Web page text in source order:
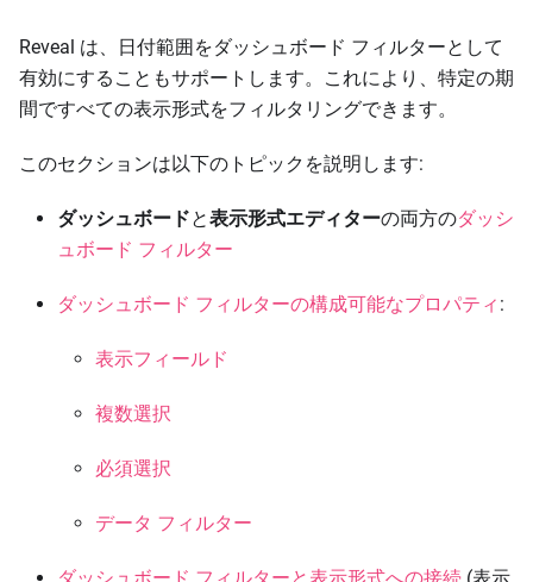
Reveal は、日付範囲をダッシュボード フィルターとして
有効にすることもサポートします。これにより、特定の期
間ですべての表示形式をフィルタリングできます。
このセクションは以下のトピックを説明します:
ダッシュボードと表示形式エディターの両方のダッシ
ュボード フィルター
ダッシュボード フィルターの構成可能なプロパティ :
表示フィールド
複数選択
必須選択
データ フィルター